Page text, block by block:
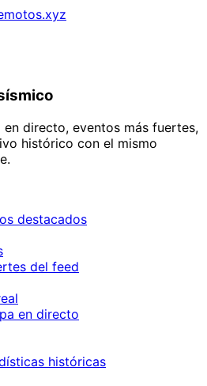
directo, eventos más fuertes,
histórico con el mismo
destacados
del feed
en directo
históricas